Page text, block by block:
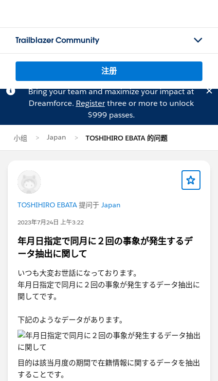
Trailblazer Community
注册
Bring your team and maximize your impact at
Dreamforce. Registerthree or more to unlock
$999 passes.
小组 Japan TOSHIHIRO EBATA 的问题
TOSHIHIRO EBATA 提问于 Japan
2023年7月24日 上午3:22
年月日指定で同月に２回の事象が発生するデ
ータ抽出に関して
いつも大変お世話になっております。
年月日指定で同月に２回の事象が発生するデータ抽出に
関してです。
下記のようなデータがあります。
目的は該当月度の期間で在籍情報に関するデータを抽出
することです。